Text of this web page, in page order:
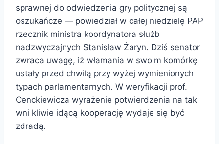
sprawnej do odwiedzenia gry politycznej są
oszukańcze — powiedział w całej niedzielę PAP
rzecznik ministra koordynatora służb
nadzwyczajnych Stanisław Żaryn. Dziś senator
zwraca uwagę, iż włamania w swoim komórkę
ustały przed chwilą przy wyżej wymienionych
typach parlamentarnych. W weryfikacji prof.
Cenckiewicza wyrażenie potwierdzenia na tak
wni kliwie idącą kooperację wydaje się być
zdradą.